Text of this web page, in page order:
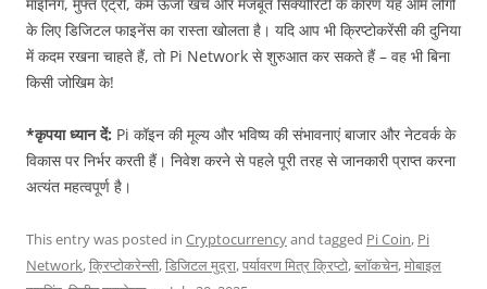
के लिए डिजिटल फाइनेंस का रास्ता खोलता है। यदि आप भी क्रिप्टोकरेंसी की दुनिया
में कदम रखना चाहते हैं, तो Pi Network से शुरुआत कर सकते हैं – वह भी बिना
किसी जोखिम के!
*कृपया ध्यान दें: Pi कॉइन की मूल्य और भविष्य की संभावनाएं बाजार और नेटवर्क के
विकास पर निर्भर करती हैं। निवेश करने से पहले पूरी तरह से जानकारी प्राप्त करना
अत्यंत महत्वपूर्ण है।
This entry was posted in Cryptocurrencyand tagged Pi Coin, Pi
Network,क्रिप्टोकरेन्सी,डिजिटल मुद्रा,पर्यावरण मित्र क्रिप्टो,ब्लॉकचेन,मोबाइल